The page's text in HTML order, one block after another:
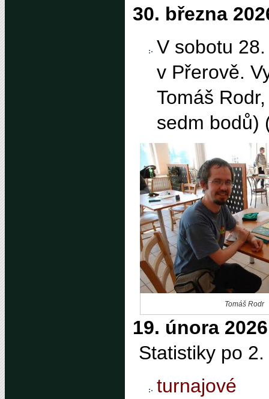
30. března
V sobotu
v Přerově.
Tomáš
sedm bodů)
Tomáš Rodr
19. února 2026
Statistiky po
turnajové